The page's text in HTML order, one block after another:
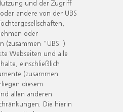
und der Zugriff
andere von der UBS
oder
(zusammen "UBS")
Webseiten und alle
einschließlich
(zusammen
diesem
allen anderen
Die hierin